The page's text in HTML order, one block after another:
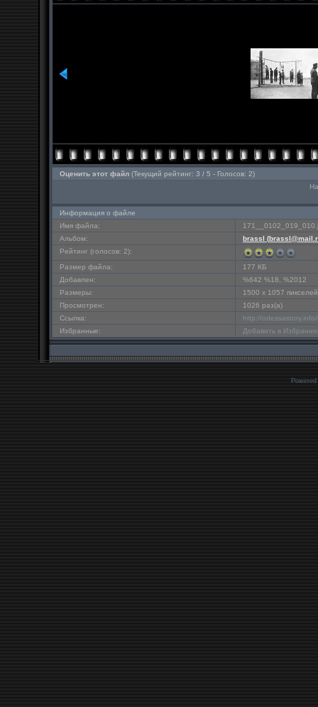
Оценить этот файл (Текущий рейтинг: 3 / 5 - Голосов: 2)
Информация о файле
Имя файла:
Альбом:
brassl (
Рейтинг (голосов: 2):
Размер файла:
177 КБ
Добавлен:
%642 %18, %2012
Размеры:
1500 x 1057 пикселей
Просмотрен:
1026 раз(а)
Ссылка:
http://
Избранные:
Добавить в